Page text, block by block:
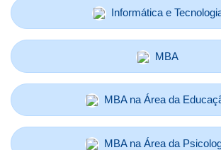
Informática e
MBA
MBA na Área da
MBA na Área da